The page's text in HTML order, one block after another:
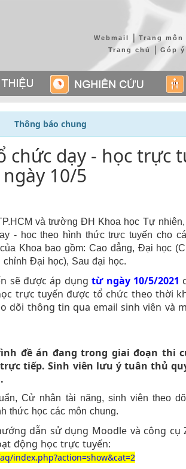
Webmail | Trang môn
Trang chủ | Góp ý
Thông báo chung
chức dạy - học trực
10/5
và trường ĐH Khoa học Tự
- học theo hình thức trực tuyến cho
Khoa bao gồm: Cao đẳng, Đại học
Đại học), Sau đại học.
sẽ được áp dụngtừ ngày 10/5/2021
trực tuyến được tổ chức theo thời
dõi thông tin qua email sinh viên và
đề án đang trong giai đoạn thi
tiếp. Sinh viên lưu ý tuân thủ
Cử nhân tài năng, sinh viên theo
thức học các môn chung.
dẫn sử dụng Moodle và công cụ
động học trực tuyến:
index.php?action=show&cat=2